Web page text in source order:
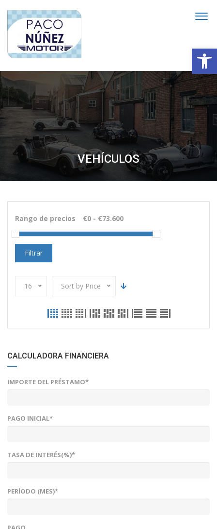
VEHÍCULOS
Rango de precios
Filtrar
16 Sort by Price
CALCULADORA FINANCIERA
IMPORTE DEL PRÉSTAMO*
PAGO INICIAL*
TASA DE INTERÉS(%)*
PERÍODO (MES)*